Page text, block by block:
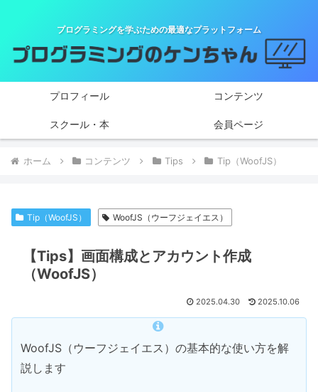
プログラミングを学ぶための最適なプラットフォーム
プロフィール コンテンツ
スクール・本 会員ページ
ホーム コンテンツ Tips Tip（WoofJS）
Tip（WoofJS） WoofJS（ウーフジェイエス）
【Tips】画面構成とアカウント作成
（WoofJS）
2025.04.30 2025.10.06
WoofJS（ウーフジェイエス）の基本的な使い方を解
説します